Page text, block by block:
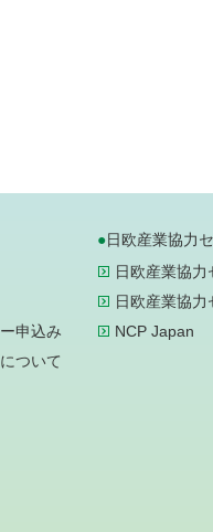
申込み
ついて
日欧産業協力
日欧産業協力
日欧産業協力
NCP Japan